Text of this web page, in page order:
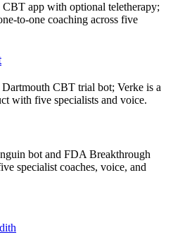
CBT app with optional teletherapy;
to-one coaching across five
Dartmouth CBT trial bot; Verke is a
with five specialists and voice.
bot and FDA Breakthrough
specialist coaches, voice, and